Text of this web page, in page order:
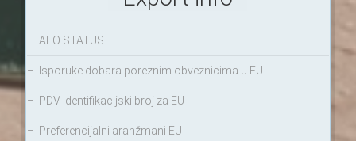
– AEO STATUS
– Isporuke dobara poreznim obveznicima u EU
– PDV identifikacijski broj za EU
– Preferencijalni aranžmani EU